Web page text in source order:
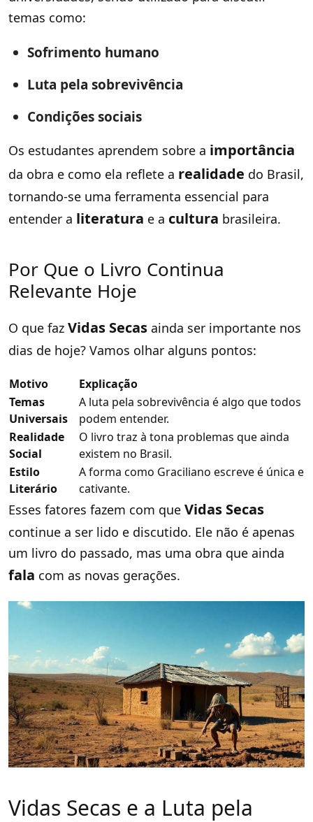
temas como:
Sofrimento humano
Luta pela sobrevivência
Condições sociais
Os estudantes aprendem sobre a importância
da obra e como ela reflete a realidade do Brasil,
tornando-se uma ferramenta essencial para
entender a literatura e a cultura brasileira.
Por Que o Livro Continua
Relevante Hoje
O que faz Vidas Secas ainda ser importante nos
dias de hoje? Vamos olhar alguns pontos:
Motivo
Explicação
Temas
Universais
A luta pela sobrevivência é algo que todos
podem entender.
Realidade
Social
O livro traz à tona problemas que ainda
existem no Brasil.
Estilo
Literário
A forma como Graciliano escreve é única e
cativante.
Esses fatores fazem com que Vidas Secas
continue a ser lido e discutido. Ele não é apenas
um livro do passado, mas uma obra que ainda
fala com as novas gerações.
Vidas Secas e a Luta pela